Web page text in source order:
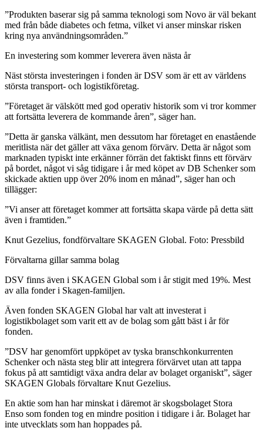
”Produkten baserar sig på samma teknologi som Novo är väl bekant
med från både diabetes och fetma, vilket vi anser minskar risken
kring nya användningsområden.”
En investering som kommer leverera även nästa år
Näst största investeringen i fonden är DSV som är ett av världens
största transport- och logistikföretag.
”Företaget är välskött med god operativ historik som vi tror kommer
att fortsätta leverera de kommande åren”, säger han.
”Detta är ganska välkänt, men dessutom har företaget en enastående
meritlista när det gäller att växa genom förvärv. Detta är något som
marknaden typiskt inte erkänner förrän det faktiskt finns ett förvärv
på bordet, något vi såg tidigare i år med köpet av DB Schenker som
skickade aktien upp över 20% inom en månad”, säger han och
tillägger:
”Vi anser att företaget kommer att fortsätta skapa värde på detta sätt
även i framtiden.”
Knut Gezelius, fondförvaltare SKAGEN Global. Foto: Pressbild
Förvaltarna gillar samma bolag
DSV finns även i SKAGEN Global som i år stigit med 19%. Mest
av alla fonder i Skagen-familjen.
Även fonden SKAGEN Global har valt att investerat i
logistikbolaget som varit ett av de bolag som gått bäst i år för
fonden.
”DSV har genomfört uppköpet av tyska branschkonkurrenten
Schenker och nästa steg blir att integrera förvärvet utan att tappa
fokus på att samtidigt växa andra delar av bolaget organiskt”, säger
SKAGEN Globals förvaltare Knut Gezelius.
En aktie som han har minskat i däremot är skogsbolaget Stora
Enso som fonden tog en mindre position i tidigare i år. Bolaget har
inte utvecklats som han hoppades på.